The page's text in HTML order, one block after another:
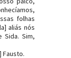
folhas
aliás nós
Sida. Sim,
Fausto.